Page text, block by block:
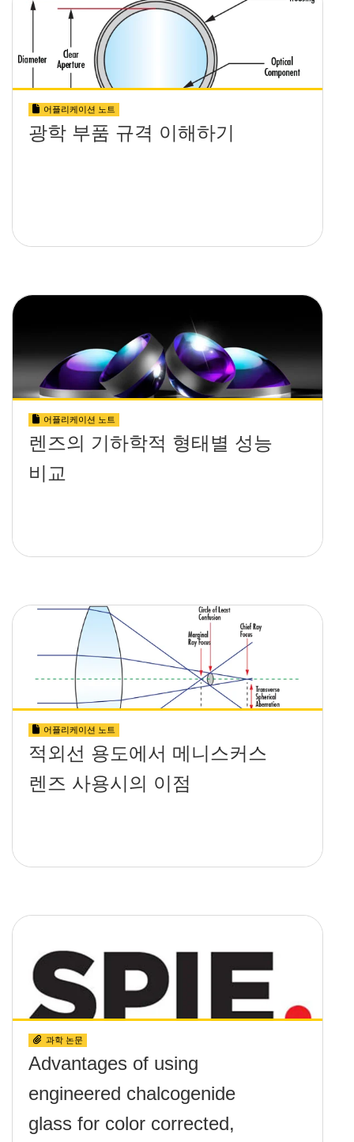
어플리케이션 노트
광학 부품 규격 이해하기
어플리케이션 노트
렌즈의 기하학적 형태별 성능
비교
어플리케이션 노트
적외선 용도에서 메니스커스
렌즈 사용시의 이점
과학 논문
Advantages of using
engineered chalcogenide
glass for color corrected,